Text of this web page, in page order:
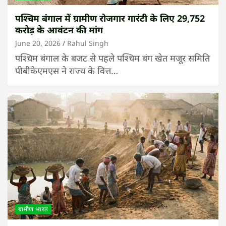
पश्चिम बंगाल में ग्रामीण रोजगार गारंटी के लिए 29,752
करोड़ के आवंटन की मांग
June 20, 2026 Rahul Singh
पश्चिम बंगाल के बजट से पहले पश्चिम बंग खेत मजूर समिति
पीबीकेएमएस ने राज्य के वित्त…
ग्रामीण भारत